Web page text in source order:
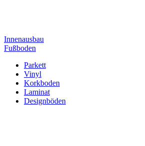
Innenausbau
Fußboden
Parkett
Vinyl
Korkboden
Laminat
Designböden